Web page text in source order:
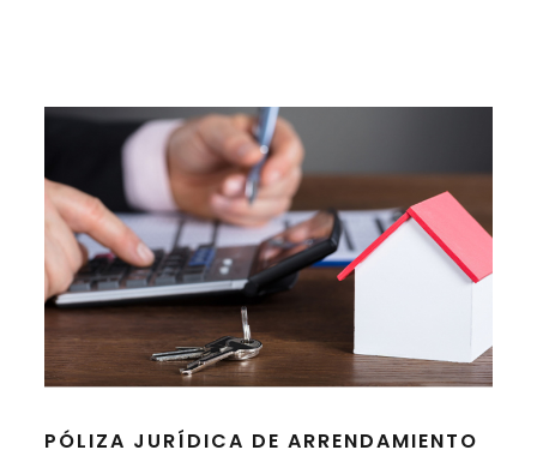
PÓLIZA JURÍDICA DE ARRENDAMIENTO